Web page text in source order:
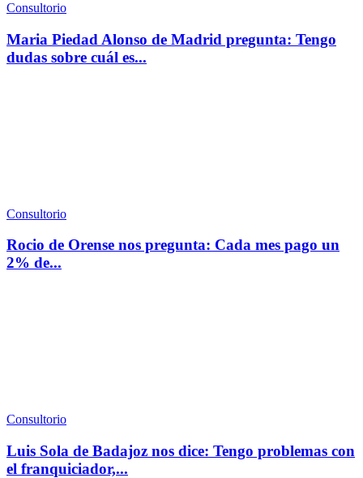
Consultorio
Maria Piedad Alonso de Madrid pregunta: Tengo
dudas sobre cuál es...
Consultorio
Rocio de Orense nos pregunta: Cada mes pago un
2% de...
Consultorio
Luis Sola de Badajoz nos dice: Tengo problemas con
el franquiciador,...